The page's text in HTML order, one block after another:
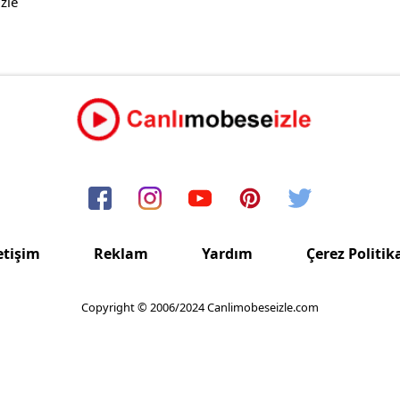
Reklam Yardım Çerez
Copyright © 2006/2024 Canlimobeseizle.com